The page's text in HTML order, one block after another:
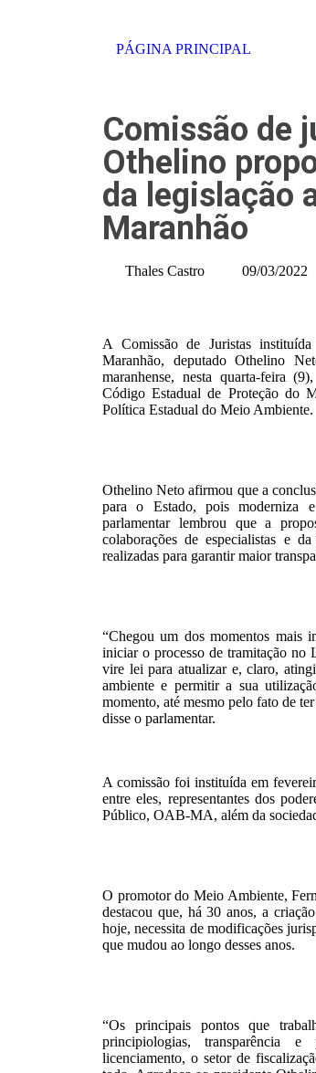
PÁGINA PRINCIPAL
Comissão de
Othelino
da legislação
Maranhão
Thales Castro 09/03/2022
A Comissão de Juristas
Maranhão, deputado Othelino
maranhense, nesta quarta-feira
Código Estadual de Proteção do
Política Estadual do Meio Ambiente.
Othelino Neto afirmou que a
para o Estado, pois moderniza
parlamentar lembrou que a
colaborações de especialistas e
realizadas para garantir maior
“Chegou um dos momentos mais
iniciar o processo de tramitação no
vire lei para atualizar e, claro,
ambiente e permitir a sua
momento, até mesmo pelo fato de
disse o parlamentar.
A comissão foi instituída em
entre eles, representantes dos
Público, OAB-MA, além da
O promotor do Meio Ambiente,
destacou que, há 30 anos, a
hoje, necessita de modificações
que mudou ao longo desses anos.
“Os principais pontos que
principiologias, transparência
licenciamento, o setor de